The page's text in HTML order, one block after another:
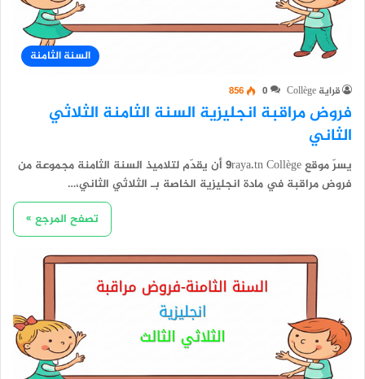
السنة الثامنة
قراية Collège 0
856
فروض مراقبة انجليزية السنة الثامنة الثلاثي
الثاني
يسرّ موقع 9raya.tn Collège أن يقدّم لتلاميذ السنة الثامنة مجموعة من
فروض مراقبة في مادة انجليزية الخاصة بـ الثلاثي الثاني،…
تصفح المرجع »